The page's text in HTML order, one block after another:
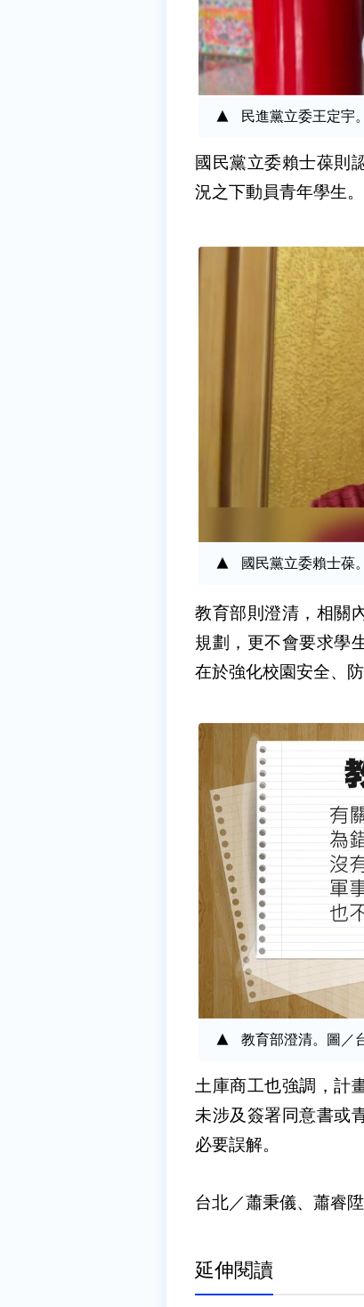
民進黨立委王定宇
國民黨立委賴士葆則
況之下動員青年學生。
國民黨立委賴士葆
教育部則澄清，相關
規劃，更不會要求學
在於強化校園安全、
教育部澄清。圖／
土庫商工也強調，計
未涉及簽署同意書或
必要誤解。
台北／蕭秉儀、蕭睿
延伸閱讀